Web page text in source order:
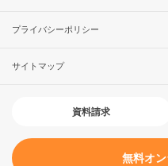
プライバシーポリシー
サイトマップ
資料請求
無料オ